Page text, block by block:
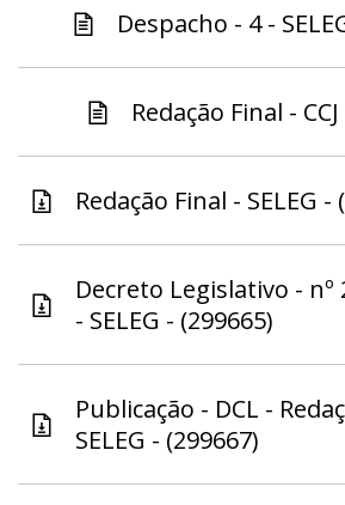
Despacho - 4 -
Redação Final -
Redação Final - SELEG -
Decreto Legislativo - nº
- SELEG - (299665)
Publicação - DCL -
SELEG - (299667)